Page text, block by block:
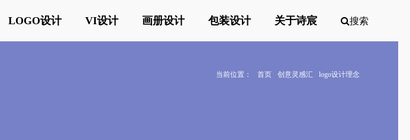
LOGO设计 VI设计 画册设计 包装设计 关于诗宸 搜索
当前位置： 首页 创意灵感汇
logo设计理念